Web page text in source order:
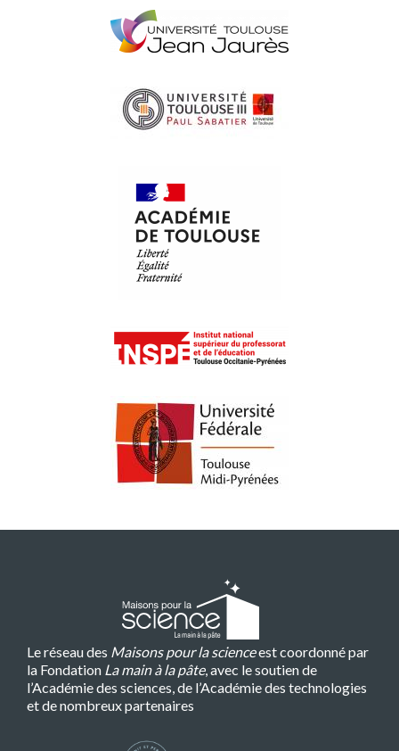
Le réseau des Maisons pour la scienceest coordonné par
la Fondation La main à la pâte, avec le soutien de
l’Académie des sciences, de l’Académie des technologies
et de nombreux partenaires